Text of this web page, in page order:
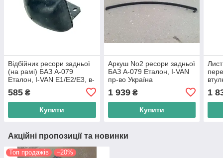
Відбійник ресори задньої
(на рамі) БАЗ А-079
Еталон, I-VAN Е1/Е2/Е3, в-
585 ₴
Купити
Аркуш No2 ресори задньої
БАЗ А-079 Еталон, I-VAN
пр-во Україна
1 939₴
Купити
Індія
1
Акційні пропозиції та новинки
Топ продажів –20%